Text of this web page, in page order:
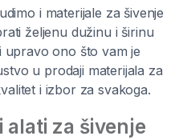
i materijale za šivenje
željenu dužinu i širinu
upravo ono što vam je
u prodaji materijala za
i izbor za svakoga.
alati za šivenje